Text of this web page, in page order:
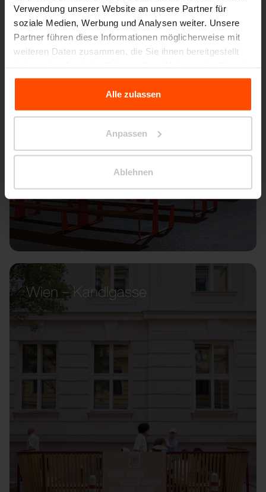
Verwendung unserer Website an unsere Partner für
soziale Medien, Werbung und Analysen weiter. Unsere
Partner führen diese Informationen möglicherweise mit
weiteren Daten zusammen, die Sie ihnen bereitgestellt
gesammelt haben.
Für weitere Informationen besuchen Sie bitte Principles
Alle zulassen
Anpassen
Ablehnen
Wien – Kandlgasse